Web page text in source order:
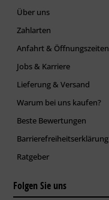
Über uns
Zahlarten
Anfahrt & Öffnungszeiten
Jobs & Karriere
Lieferung & Versand
Warum bei uns kaufen?
Beste Bewertungen
Barrierefreiheitserklärung
Ratgeber
Folgen Sie uns